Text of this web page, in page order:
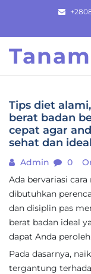
content
Tips diet
berat badan
cepat agar
sehat dan ideal
Admin 0
Ada bervariasi
dibutuhkan
dan disiplin pas
berat badan ideal
dapat Anda
Pada dasarnya,
tergantung